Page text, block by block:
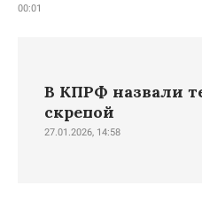
00:01
В КПРФ назвали
скрепой
27.01.2026, 14:58